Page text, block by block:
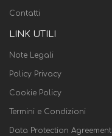
Contatti
LINK UTILI
Note Legali
Policy Privacy
Cookie Policy
Termini e Condizioni
Data Protection Agreement